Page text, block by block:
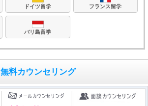
ドイツ留学 フランス留学
バリ島留学
無料カウンセリング